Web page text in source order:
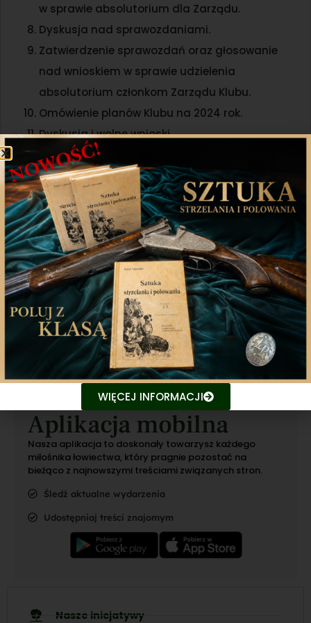
w sprawie absolutorium dla Zarządu.
Dyskusja nad sprawozdaniami.
Zatwierdzenie sprawozdań oraz głosowanie
nad wnioskiem w sprawie udzielenia
absolutorium członkom Zarządu Klubu.
Omówienie planów Klubu na 2024 rok.
Dyskusja i wolne wnioski.
Podjęcie uchwał, głosowanie nad wnioskami. 13.
Zamknięcie obrad Walnego Zgromadzenia.
Udostępnij Twitter WhatsApp
Poprzedni artykuł Następny artykuł
Aplikacja mobilna
Nasza aplikacja to doskonały towarzysz każdego
miłośnika łowiectwa, który pragnie pozostać na
bieżąco z najnowszymi treściami związanych stron.
Śledź aktualne wydarzenia
Udostępniaj treści znajomym
Nasze inicjatywy
WIĘCEJ INFORMACJI